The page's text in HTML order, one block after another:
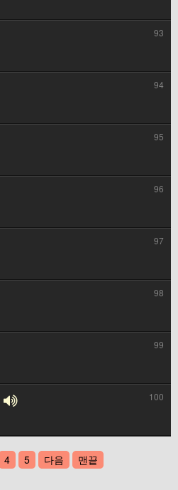
93
94
95
96
97
98
99
100
4 5 다음 맨끝